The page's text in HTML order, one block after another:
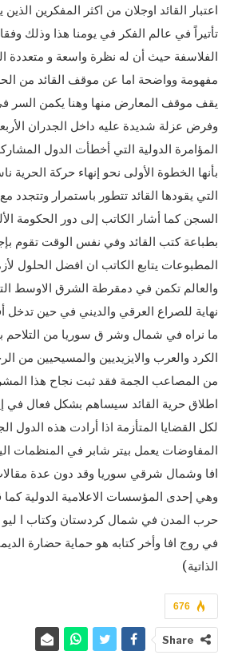
اعتبار القائد اوجلان من اكثر المفكرين الذين
تأتيراً في عالم الفكر في يومنا هذا وذلك
الفلاسفة حيث أن له نظرة واسعة و متعددة
مفهومة وواضحة اما عن موقف القائد من
يقف موقف المعارض منها وهنا يكمن
وفرض عزلة شديدة عليه داخل الجدران
المؤامرة الدولية التي أخطأت الدول
بأنها الخطوة الأولى نحو إنهاء حركة الحرية
التي يقودها القائد تتطور باستمرار وتتجدد
السجن كما أشار الكاتب إلى دور الحكومة
بطباعة كتب القائد وفي نفس الوقت تقوم
المطبوعات يتابع الكاتب ان افضل الحلول
والعالم تكمن في دمقرطة الشرق الاوسط
نهاية للصراع العرقي والديني في حين تدخل
ما نراه في شمال وشر ق سوريا من التلاحم
الكرد والعرب والايزيديين والمسيحيين من
من المصاعب الجمة فقد ثبت نجاح هذا
اطلاق حرية القائد سيساهم بشكل فعال في
لكل القضايا المتأزمة اذا أرادت هذه الدول
المفاوضات يعمل بيتر شابر في المنظمات
افا وشمال شرقي سوريا وقد دون عدة
وهي إحدى المؤسسات الاعلامية الدولية
حرب المدن في شمال كردستان وكتاب ا ليو
في روج افا وأخر كتابه هو حماية حضارة
الذاتية)
676
Share